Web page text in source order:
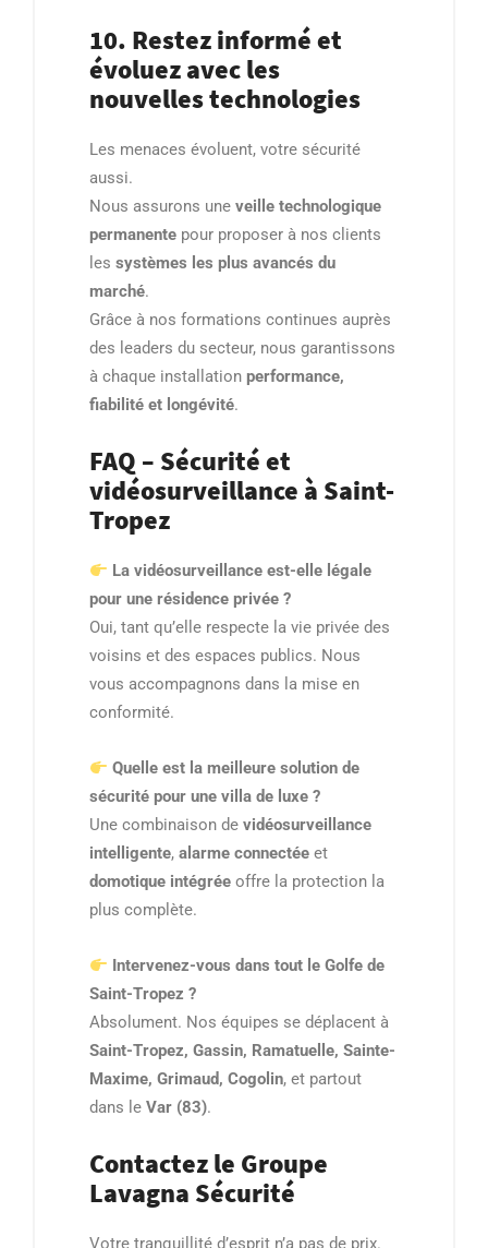
10. Restez informé et
évoluez avec les
nouvelles technologies
Les menaces évoluent, votre sécurité
aussi.
Nous assurons une veille technologique
permanente pour proposer à nos clients
les systèmes les plus avancés du
marché.
Grâce à nos formations continues auprès
des leaders du secteur, nous garantissons
à chaque installation performance,
fiabilité et longévité.
FAQ – Sécurité et
vidéosurveillance à Saint-
Tropez
La vidéosurveillance est-elle légale
pour une résidence privée ?
Oui, tant qu’elle respecte la vie privée des
voisins et des espaces publics. Nous
vous accompagnons dans la mise en
conformité.
Quelle est la meilleure solution de
sécurité pour une villa de luxe ?
Une combinaison de vidéosurveillance
intelligente, alarme connectée et
domotique intégrée offre la protection la
plus complète.
Intervenez-vous dans tout le Golfe de
Saint-Tropez ?
Absolument. Nos équipes se déplacent à
Saint-Tropez, Gassin, Ramatuelle, Sainte-
Maxime, Grimaud, Cogolin, et partout
dans le Var (83).
Contactez le Groupe
Lavagna Sécurité
Votre tranquillité d’esprit n’a pas de prix.